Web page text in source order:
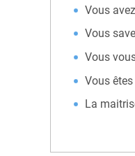
Vous
Vous
Vous
Vous
La